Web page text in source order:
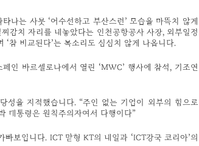
나는 사뭇 ‘어수선하고 부산스런’ 모습을 마뜩치 않게
감치 자리를 내놓았다는 인천공항공사 사장, 외부일정
참 비교된다’는 목소리도 심심치 않게 나옵니다.
인 바르셀로나에서 열린 ‘MWC’ 행사에 참석, 기조연
성을 지적했습니다. “주인 없는 기업이 외부의 힘으로
대통령은 원칙주의자여서 다행이다”
보입니다. ICT 맏형 KT의 내일과 ‘ICT강국 코리아’의